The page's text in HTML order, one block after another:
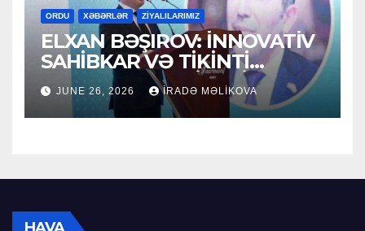
ORDU XƏBƏRLƏR ZİYALILARIMIZ
ELXAN BƏŞIROV: İNNOVATİV
SAHİBKAR VƏ TİKİNTİ
SEKTORUNUN LİDERİ
JUNE 26, 2026 İRADƏ MƏLIKOVA